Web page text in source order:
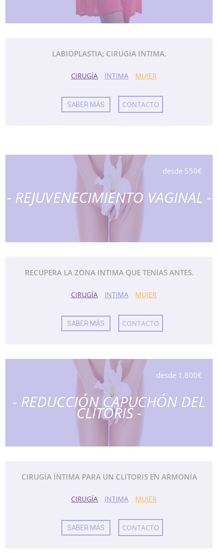
LABIOPLASTIA; CIRUGÍA ÍNTIMA.
CIRUGÍA INTIMA MUJER
SABER MÁS CONTACTO
desde 550€
- REJUVENECIMIENTO VAGINAL -
RECUPERA LA ZONA INTIMA QUE TENÍAS ANTES.
CIRUGÍA INTIMA MUJER
SABER MÁS CONTACTO
desde 1.800€
- REDUCCIÓN CAPUCHÓN DEL
CLITORIS -
CIRUGÍA ÍNTIMA PARA UN CLÍTORIS EN ARMONÍA
CIRUGÍA INTIMA MUJER
SABER MÁS CONTACTO